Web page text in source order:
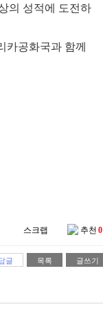
의 성적에 도전하
카공화국과 함께
스크랩 추천 0
글 목록 글쓰기